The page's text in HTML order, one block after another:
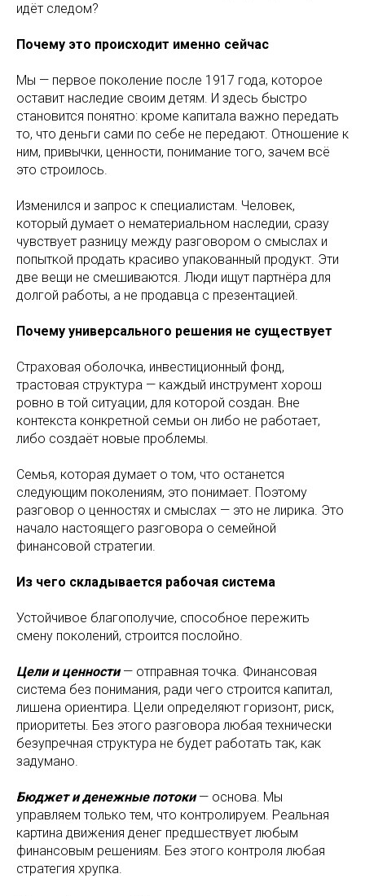
идёт следом?
Почему это происходит именно сейчас
Мы — первое поколение после 1917 года, которое
оставит наследие своим детям. И здесь быстро
становится понятно: кроме капитала важно передать
то, что деньги сами по себе не передают. Отношение к
ним, привычки, ценности, понимание того, зачем всё
это строилось.
Изменился и запрос к специалистам. Человек,
который думает о нематериальном наследии, сразу
чувствует разницу между разговором о смыслах и
попыткой продать красиво упакованный продукт. Эти
две вещи не смешиваются. Люди ищут партнёра для
долгой работы, а не продавца с презентацией.
Почему универсального решения не существует
Страховая оболочка, инвестиционный фонд,
трастовая структура — каждый инструмент хорош
ровно в той ситуации, для которой создан. Вне
контекста конкретной семьи он либо не работает,
либо создаёт новые проблемы.
Семья, которая думает о том, что останется
следующим поколениям, это понимает. Поэтому
разговор о ценностях и смыслах — это не лирика. Это
начало настоящего разговора о семейной
финансовой стратегии.
Из чего складывается рабочая система
Устойчивое благополучие, способное пережить
смену поколений, строится послойно.
Цели и ценности— отправная точка. Финансовая
система без понимания, ради чего строится капитал,
лишена ориентира. Цели определяют горизонт, риск,
приоритеты. Без этого разговора любая технически
безупречная структура не будет работать так, как
задумано.
Бюджет и денежные потоки — основа. Мы
управляем только тем, что контролируем. Реальная
картина движения денег предшествует любым
финансовым решениям. Без этого контроля любая
стратегия хрупка.